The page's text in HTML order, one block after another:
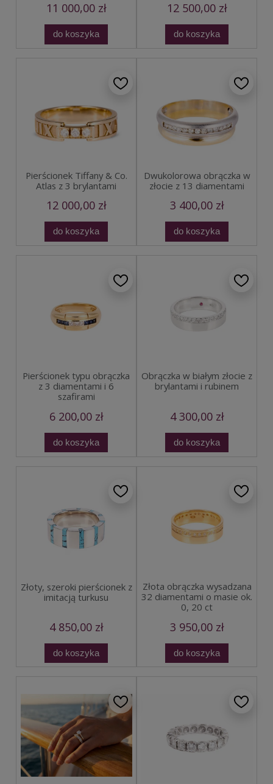
11 000,00 zł
do koszyka
12 500,00 zł
do koszyka
Pierścionek Tiffany & Co.
Atlas z 3 brylantami
12 000,00 zł
do koszyka
Dwukolorowa obrączka w
złocie z 13 diamentami
3 400,00 zł
do koszyka
Pierścionek typu obrączka
z 3 diamentami i 6
szafirami
6 200,00 zł
do koszyka
Obrączka w białym złocie z
brylantami i rubinem
4 300,00 zł
do koszyka
Złoty, szeroki pierścionek z
imitacją turkusu
4 850,00 zł
do koszyka
Złota obrączka wysadzana
32 diamentami o masie ok.
0, 20 ct
3 950,00 zł
do koszyka